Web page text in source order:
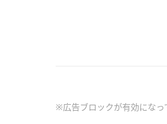
※広告ブロックが有効になっ